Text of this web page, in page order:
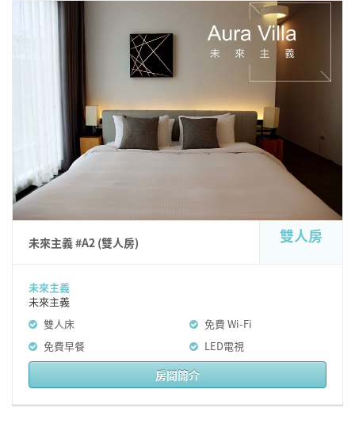
未來主義 #A2 (雙人房) 雙人房
未來主義
未來主義
雙人床
免費 Wi-Fi
免費早餐
LED電視
房間簡介